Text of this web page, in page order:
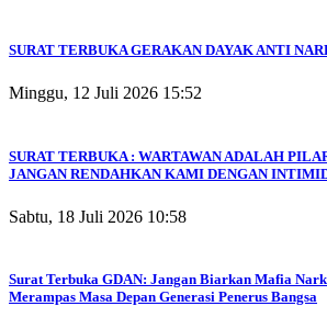
SURAT TERBUKA GERAKAN DAYAK ANTI
Minggu, 12 Juli 2026 15:52
SURAT TERBUKA : WARTAWAN ADALAH
JANGAN RENDAHKAN KAMI DENGAN
Sabtu, 18 Juli 2026 10:58
Surat Terbuka GDAN: Jangan Biarkan Mafia
Merampas Masa Depan Generasi Penerus Bangsa